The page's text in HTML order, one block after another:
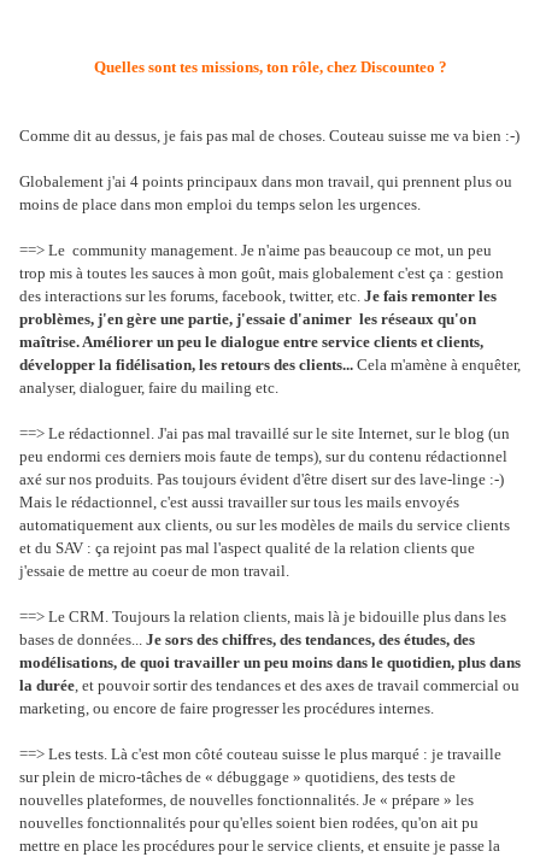
Quelles sont tes missions, ton rôle, chez Discounteo ?
Comme dit au dessus, je fais pas mal de choses. Couteau suisse me va bien :-)
Globalement j'ai 4 points principaux dans mon travail, qui prennent plus ou
moins de place dans mon emploi du temps selon les urgences.
==> Le community management. Je n'aime pas beaucoup ce mot, un peu
trop mis à toutes les sauces à mon goût, mais globalement c'est ça : gestion
des interactions sur les forums, facebook, twitter, etc. Je fais remonter les
problèmes, j'en gère une partie, j'essaie d'animer les réseaux qu'on
maîtrise. Améliorer un peu le dialogue entre service clients et clients,
développer la fidélisation, les retours des clients... Cela m'amène à enquêter,
analyser, dialoguer, faire du mailing etc.
==> Le rédactionnel. J'ai pas mal travaillé sur le site Internet, sur le blog (un
peu endormi ces derniers mois faute de temps), sur du contenu rédactionnel
axé sur nos produits. Pas toujours évident d'être disert sur des lave-linge :-)
Mais le rédactionnel, c'est aussi travailler sur tous les mails envoyés
automatiquement aux clients, ou sur les modèles de mails du service clients
et du SAV : ça rejoint pas mal l'aspect qualité de la relation clients que
j'essaie de mettre au coeur de mon travail.
==> Le CRM. Toujours la relation clients, mais là je bidouille plus dans les
bases de données... Je sors des chiffres, des tendances, des études, des
modélisations, de quoi travailler un peu moins dans le quotidien, plus dans
la durée, et pouvoir sortir des tendances et des axes de travail commercial ou
marketing, ou encore de faire progresser les procédures internes.
==> Les tests. Là c'est mon côté couteau suisse le plus marqué : je travaille
sur plein de micro-tâches de « débuggage » quotidiens, des tests de
nouvelles plateformes, de nouvelles fonctionnalités. Je « prépare » les
nouvelles fonctionnalités pour qu'elles soient bien rodées, qu'on ait pu
mettre en place les procédures pour le service clients, et ensuite je passe la